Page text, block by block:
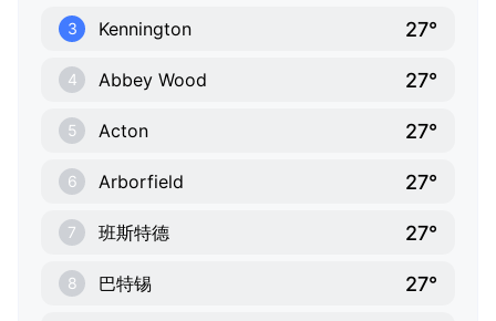
3 Kennington 27°
4 Abbey Wood 27°
5 Acton 27°
6 Arborfield 27°
7 班斯特德 27°
8 巴特锡 27°